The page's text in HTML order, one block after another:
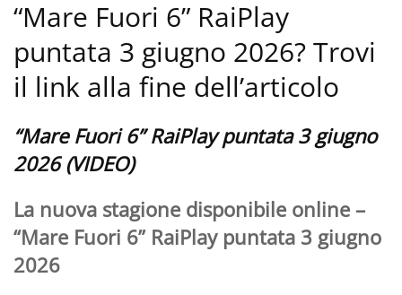
“Mare Fuori 6” RaiPlay
puntata 3 giugno 2026? Trovi
il link alla fine dell’articolo
“Mare Fuori 6” RaiPlay puntata 3 giugno
2026 (VIDEO)
La nuova stagione disponibile online –
“Mare Fuori 6” RaiPlay puntata 3 giugno
2026